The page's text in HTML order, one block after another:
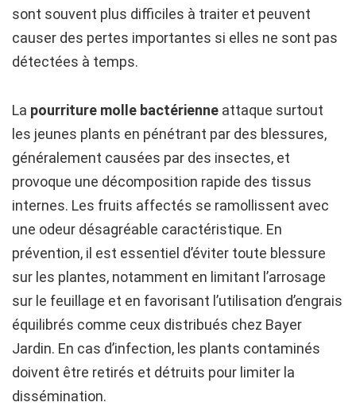
sont souvent plus difficiles à traiter et peuvent
causer des pertes importantes si elles ne sont pas
détectées à temps.
La pourriture molle bactérienne attaque surtout
les jeunes plants en pénétrant par des blessures,
généralement causées par des insectes, et
provoque une décomposition rapide des tissus
internes. Les fruits affectés se ramollissent avec
une odeur désagréable caractéristique. En
prévention, il est essentiel d’éviter toute blessure
sur les plantes, notamment en limitant l’arrosage
sur le feuillage et en favorisant l’utilisation d’engrais
équilibrés comme ceux distribués chez Bayer
Jardin. En cas d’infection, les plants contaminés
doivent être retirés et détruits pour limiter la
dissémination.